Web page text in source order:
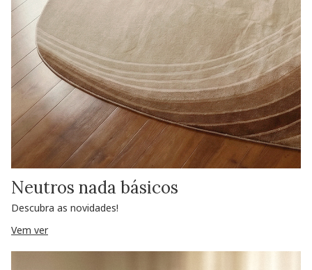
Neutros nada básicos
Descubra as novidades!
Vem ver